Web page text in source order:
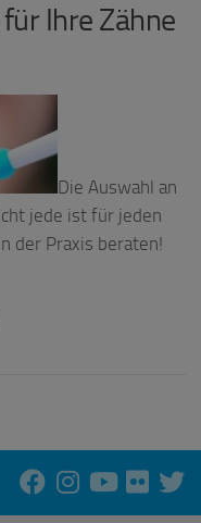
Ihre Zähne
Die Auswahl an
jede ist für jeden
der Praxis beraten!